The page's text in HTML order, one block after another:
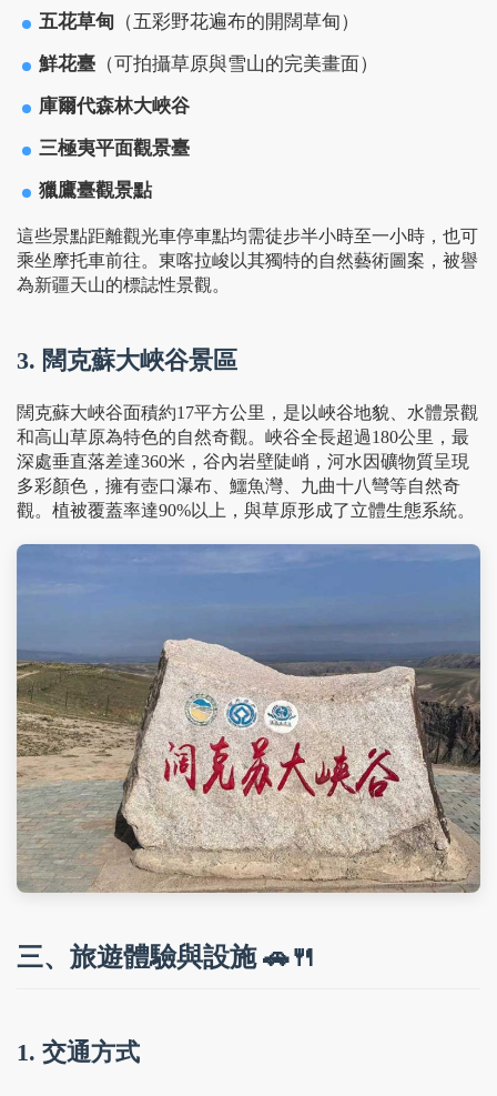
五花草甸 （五彩野花遍布的開闊草甸）
鮮花臺 （可拍攝草原與雪山的完美畫面）
庫爾代森林大峽谷
三極夷平面觀景臺
獵鷹臺觀景點
這些景點距離觀光車停車點均需徒步半小時至一小時，也可
乘坐摩托車前往。東喀拉峻以其獨特的自然藝術圖案，被譽
為新疆天山的標誌性景觀。
3. 闊克蘇大峽谷景區
闊克蘇大峽谷面積約17平方公里，是以峽谷地貌、水體景觀
和高山草原為特色的自然奇觀。峽谷全長超過180公里，最
深處垂直落差達360米，谷內岩壁陡峭，河水因礦物質呈現
多彩顏色，擁有壺口瀑布、鱷魚灣、九曲十八彎等自然奇
觀。植被覆蓋率達90%以上，與草原形成了立體生態系統。
三、旅遊體驗與設施 🚗🍴
1. 交通方式